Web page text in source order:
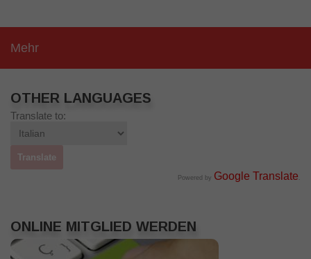
Mehr
OTHER LANGUAGES
Translate to:
Powered by Google Translate
ONLINE MITGLIED WERDEN